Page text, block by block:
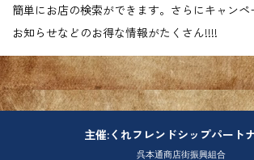
簡単にお店の検索ができます。さらにキャン
お知らせなどのお得な情報がたくさん!!!!
主催:くれフレンドシップパート
呉本通商店街振興組合